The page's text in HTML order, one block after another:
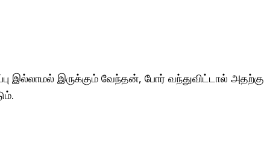
இல்லாமல் இருக்கும் வேந்தன், போர் வந்துவிட்டால் அதற்கு